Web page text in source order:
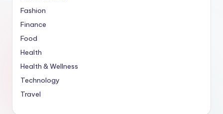
Fashion
Finance
Food
Health
Health & Wellness
Technology
Travel